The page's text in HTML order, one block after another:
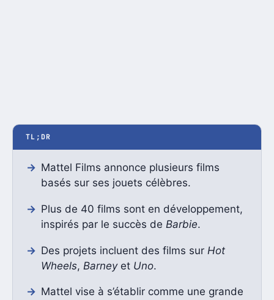
TL;DR
Mattel Films annonce plusieurs films
basés sur ses jouets célèbres.
Plus de 40 films sont en développement,
inspirés par le succès de Barbie.
Des projets incluent des films sur Hot
Wheels, Barneyet Uno.
Mattel vise à s’établir comme une grande